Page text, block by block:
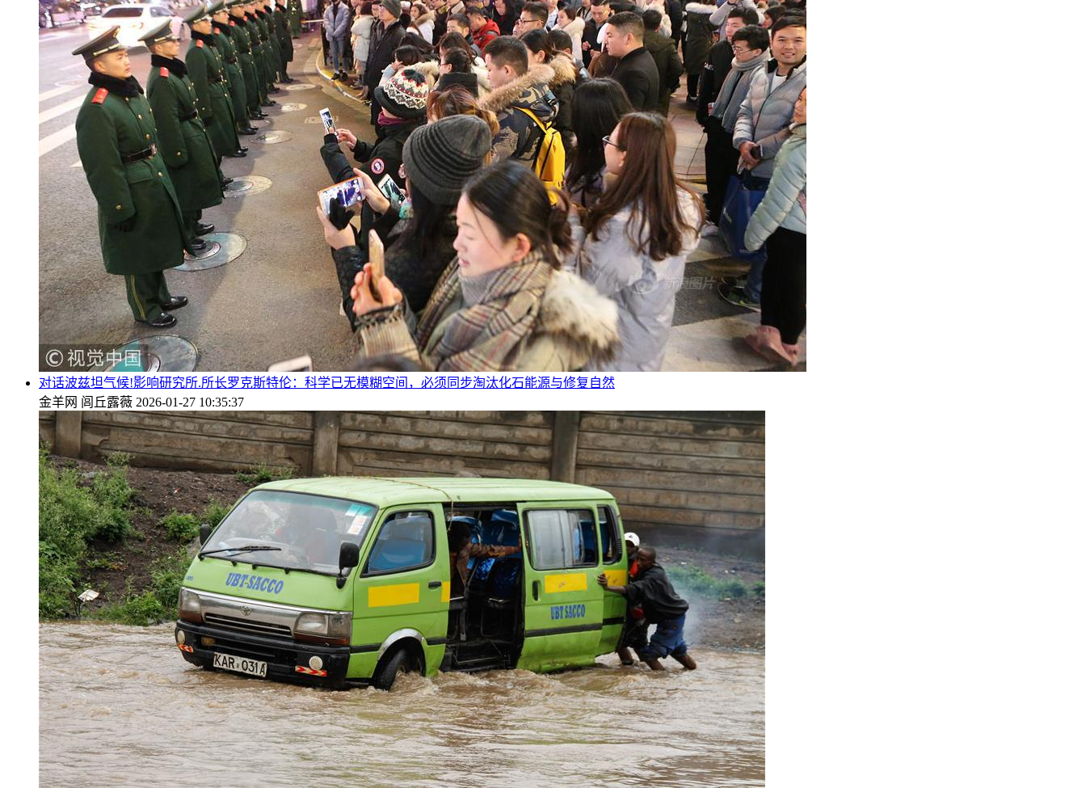
对话波兹坦气候!影响研究所.所长罗克斯特伦：科学已无模糊空间，必须同步淘汰化石能源与修复自然
金羊网 闾丘露薇 2026-01-27 10:35:37